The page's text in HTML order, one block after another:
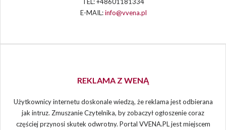
E-MAIL:info@vvena.pl
REKLAMA Z WENĄ
Użytkownicy internetu doskonale wiedzą, że reklama jest odbierana
jak intruz. Zmuszanie Czytelnika, by zobaczył ogłoszenie coraz
częściej przynosi skutek odwrotny. Portal VVENA.PL jest miejscem